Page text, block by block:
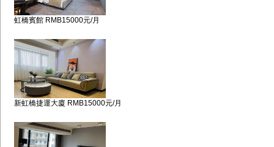
虹橋賓館 RMB15000元/月
新虹橋捷運大廈 RMB15000元/月